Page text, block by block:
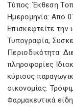
Τύπος: Έκθεση
Ημερομηνία: Από
Επισκεφτείτε την
Τυπογραφία,
Περιοδικότητα:
πληροφορίες
κύριους
οικονομίας:
Φαρμακευτικά